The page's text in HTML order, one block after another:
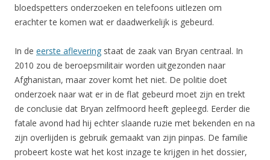
bloedspetters onderzoeken en telefoons uitlezen om
erachter te komen wat er daadwerkelijk is gebeurd.
In de eerste aflevering staat de zaak van Bryan centraal. In
2010 zou de beroepsmilitair worden uitgezonden naar
Afghanistan, maar zover komt het niet. De politie doet
onderzoek naar wat er in de flat gebeurd moet zijn en trekt
de conclusie dat Bryan zelfmoord heeft gepleegd. Eerder die
fatale avond had hij echter slaande ruzie met bekenden en na
zijn overlijden is gebruik gemaakt van zijn pinpas. De familie
probeert koste wat het kost inzage te krijgen in het dossier,